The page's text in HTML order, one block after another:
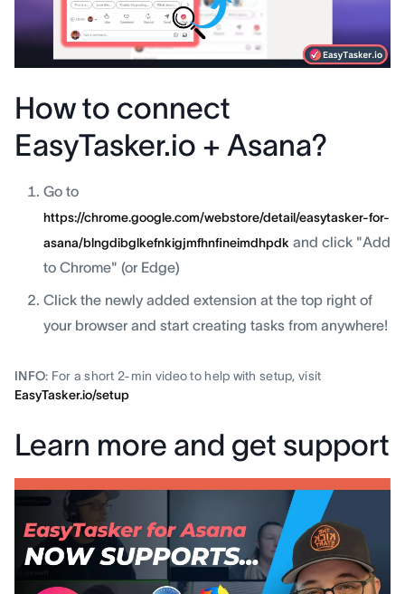
How to connect
EasyTasker.io + Asana?
Go to
https://chrome.google.com/webstore/detail/easytasker-for-
asana/blngdibglkefnkigjmfhnfineimdhpdk and click "Add
to Chrome" (or Edge)
Click the newly added extension at the top right of
your browser and start creating tasks from anywhere!
INFO: For a short 2-min video to help with setup, visit
EasyTasker.io/setup
Learn more and get support